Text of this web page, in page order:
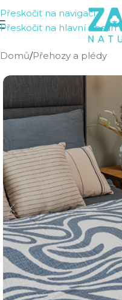
Přeskočit na navigaci
Přeskočit na hlavní obsah
Domů/Přehozy a plédy